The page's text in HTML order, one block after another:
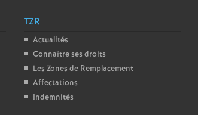
m
e
TZR
Actualités
Connaître ses droits
Les Zones de Remplacement
Affectations
Indemnités